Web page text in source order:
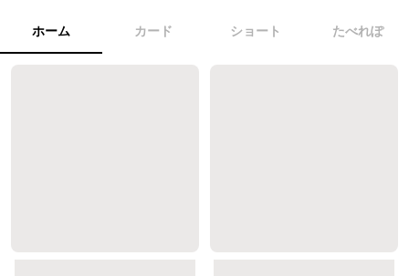
ホーム カード ショート たべれぽ